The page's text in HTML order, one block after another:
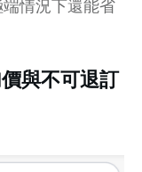
情況下還能省
與不可退訂